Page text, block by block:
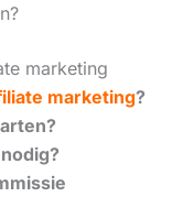
marketing
marketing?